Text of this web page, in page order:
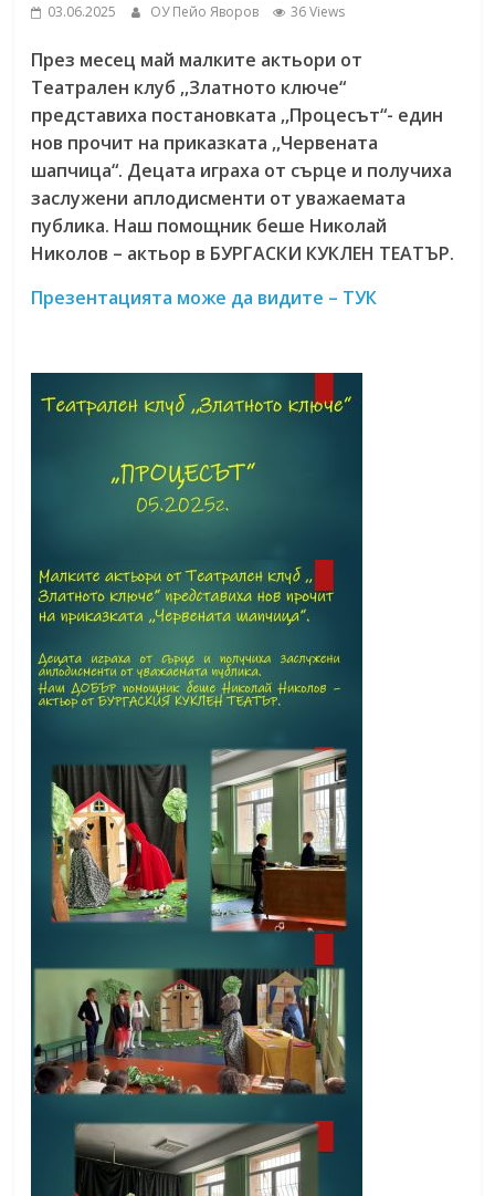
03.06.2025 ОУ Пейо Яворов 36 Views
През месец май малките актьори от
Театрален клуб ,,Златното ключе“
представиха постановката ,,Процесът“- един
нов прочит на приказката ,,Червената
шапчица“. Децата играха от сърце и получиха
заслужени аплодисменти от уважаемата
публика. Наш помощник беше Николай
Николов – актьор в БУРГАСКИ КУКЛЕН ТЕАТЪР.
Презентацията може да видите – ТУК